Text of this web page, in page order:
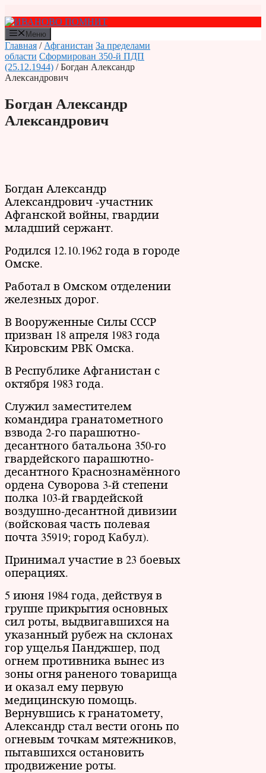
к
содержимому
Меню
Главная / Афганистан За пределами
области Сформирован 350-й ПДП
(25.12.1944) / Богдан Александр
Александрович
Богдан Александр
Александрович
Богдан Александр
Александрович -участник
Афганской войны, гвардии
младший сержант.
Родился 12.10.1962 года в городе
Омске.
Работал в Омском отделении
железных дорог.
В Вооруженные Силы СССР
призван 18 апреля 1983 года
Кировским РВК Омска.
В Республике Афганистан с
октября 1983 года.
Служил заместителем
командира гранатометного
взвода 2-го парашютно-
десантного батальона 350-го
гвардейского парашютно-
десантного Краснознамённого
ордена Суворова 3-й степени
полка 103-й гвардейской
воздушно-десантной дивизии
(войсковая часть полевая
почта 35919; город Кабул).
Принимал участие в 23 боевых
операциях.
5 июня 1984 года, действуя в
группе прикрытия основных
сил роты, выдвигавшихся на
указанный рубеж на склонах
гор ущелья Панджшер, под
огнем противника вынес из
зоны огня раненого товарища
и оказал ему первую
медицинскую помощь.
Вернувшись к гранатомету,
Александр стал вести огонь по
огневым точкам мятежников,
пытавшихся остановить
продвижение роты.